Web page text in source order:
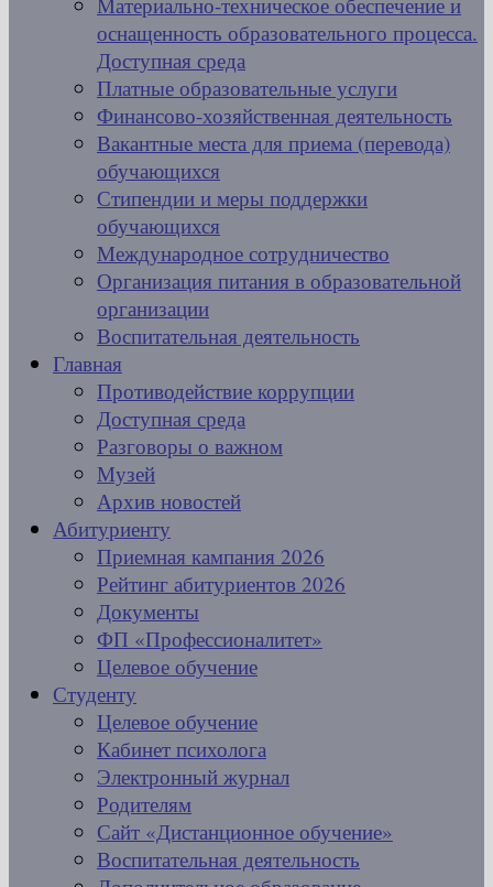
оснащенность образовательного процесса.
Доступная среда
Платные образовательные услуги
Финансово-хозяйственная деятельность
Вакантные места для приема (перевода)
обучающихся
Стипендии и меры поддержки
обучающихся
Международное сотрудничество
Организация питания в образовательной
организации
Воспитательная деятельность
Главная
Противодействие коррупции
Доступная среда
Разговоры о важном
Музей
Архив новостей
Абитуриенту
Приемная кампания 2026
Рейтинг абитуриентов 2026
Документы
ФП «Профессионалитет»
Целевое обучение
Студенту
Целевое обучение
Кабинет психолога
Электронный журнал
Родителям
Сайт «Дистанционное обучение»
Воспитательная деятельность